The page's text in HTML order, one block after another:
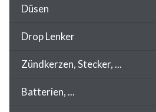
Düsen
Drop Lenker
Zündkerzen, Stecker, ...
Batterien, ...